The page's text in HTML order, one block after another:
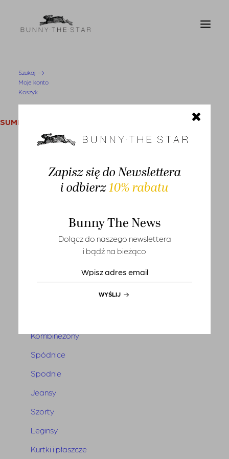
Zapisz się do Newslettera
i odbierz10% rabatu
Bunny The News
Dołącz do naszego newslettera
i bądź na bieżąco
WYŚLIJ
Szukaj
Moje konto
Koszyk
SUMMER SALE
KOBIETA
Marynarki i kamizelki
Kombinezony
Spódnice
Spodnie
Jeansy
Szorty
Leginsy
Kurtki i płaszcze
Strona Główna